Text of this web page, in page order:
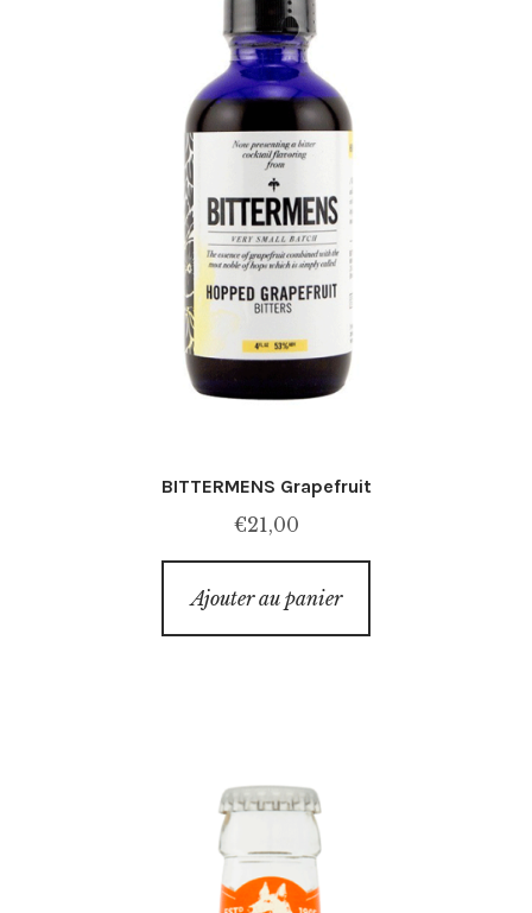
BITTERMENS Grapefruit
€21,00
Ajouter au panier